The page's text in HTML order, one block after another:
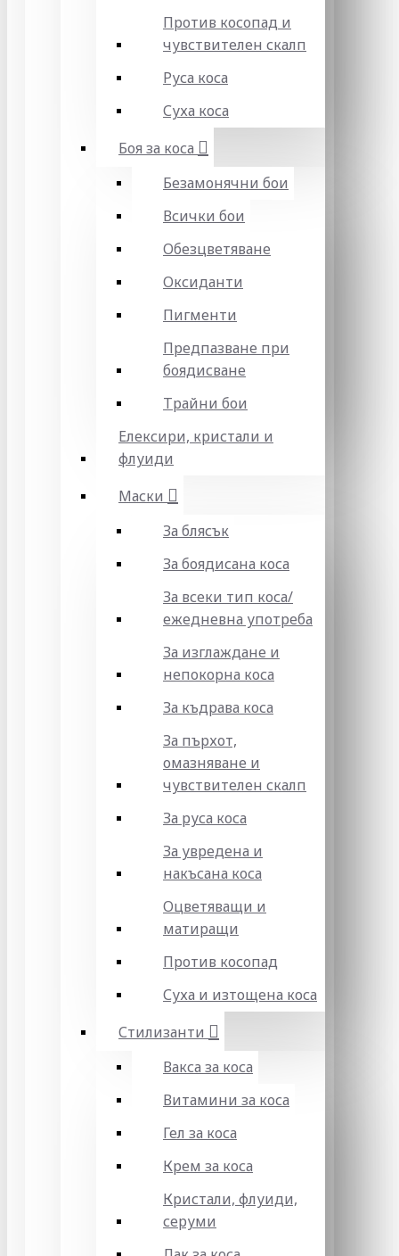
Против косопад и
чувствителен скалп
Руса коса
Суха коса
Боя за коса
Безамонячни бои
Всички бои
Обезцветяване
Оксиданти
Пигменти
Предпазване при
боядисване
Трайни бои
Елексири, кристали и
флуиди
Маски
За блясък
За боядисана коса
За всеки тип коса/
ежедневна употреба
За изглаждане и
непокорна коса
За къдрава коса
За пърхот,
омазняване и
чувствителен скалп
За руса коса
За увредена и
накъсана коса
Оцветяващи и
матиращи
Против косопад
Суха и изтощена коса
Стилизанти
Вакса за коса
Витамини за коса
Гел за коса
Крем за коса
Кристали, флуиди,
серуми